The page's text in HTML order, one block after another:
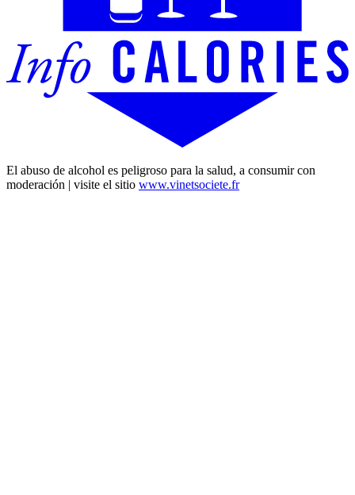
El abuso de alcohol es peligroso para la salud, a consumir con
moderación | visite el sitio www.vinetsociete.fr